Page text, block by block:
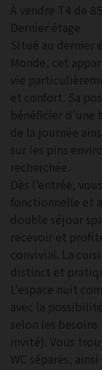
À vendre T4 de
Dernier étage
Situé au dernier
Monde, cet
vie
et confort. Sa
bénéficier d'une
de la journée
sur les pins
recherchée.
Dès l'entrée,
fonctionnelle et
double séjour
recevoir et
convivial. La
distinct et
L'espace nuit
avec la
selon les
invité). Vous
WC séparés,